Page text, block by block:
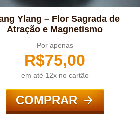
Ylang – Flor Sagrada de
Atração e Magnetismo
Por apenas
R$75,00
em até 12x no cartão
COMPRAR